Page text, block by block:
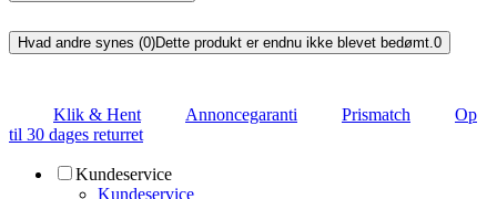
Hvad andre synes (0)Dette produkt er endnu ikke blevet bedømt. 0
Klik & Hent Annoncegaranti Prismatch
Op
til 30 dages returret
Kundeservice
Kundeservice